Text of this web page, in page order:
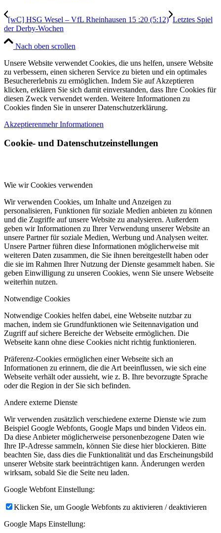
[wC] HSG Wesel – VfL Rheinhausen 15 :20 (5:12) Letztes Spiel
der Derby-Wochen
Nach oben scrollen
Unsere Website verwendet Cookies, die uns helfen, unsere Website
zu verbessern, einen sicheren Service zu bieten und ein optimales
Besuchererlebnis zu ermöglichen. Indem Sie auf Akzeptieren
klicken, erklären Sie sich damit einverstanden, dass Ihre Cookies für
diesen Zweck verwendet werden. Weitere Informationen zu
Cookies finden Sie in unserer Datenschutzerklärung.
Akzeptierenmehr Informationen
Cookie- und Datenschutzeinstellungen
Wie wir Cookies verwenden
Wir verwenden Cookies, um Inhalte und Anzeigen zu
personalisieren, Funktionen für soziale Medien anbieten zu können
und die Zugriffe auf unsere Website zu analysieren. Außerdem
geben wir Informationen zu Ihrer Verwendung unserer Website an
unsere Partner für soziale Medien, Werbung und Analysen weiter.
Unsere Partner führen diese Informationen möglicherweise mit
weiteren Daten zusammen, die Sie ihnen bereitgestellt haben oder
die sie im Rahmen Ihrer Nutzung der Dienste gesammelt haben. Sie
geben Einwilligung zu unseren Cookies, wenn Sie unsere Webseite
weiterhin nutzen.
Notwendige Cookies
Notwendige Cookies helfen dabei, eine Webseite nutzbar zu
machen, indem sie Grundfunktionen wie Seitennavigation und
Zugriff auf sichere Bereiche der Webseite ermöglichen. Die
Webseite kann ohne diese Cookies nicht richtig funktionieren.
Präferenz-Cookies ermöglichen einer Webseite sich an
Informationen zu erinnern, die die Art beeinflussen, wie sich eine
Webseite verhält oder aussieht, wie z. B. Ihre bevorzugte Sprache
oder die Region in der Sie sich befinden.
Andere externe Dienste
Wir verwenden zusätzlich verschiedene externe Dienste wie zum
Beispiel Google Webfonts, Google Maps und binden Videos ein.
Da diese Anbieter möglicherweise personenbezogene Daten wie
Ihre IP-Adresse sammeln, können Sie diese hier blockieren. Bitte
beachten Sie, dass dies die Funktionalität und das Erscheinungsbild
unserer Website stark beeinträchtigen kann. Änderungen werden
wirksam, sobald Sie die Seite neu laden.
Google Webfont Einstellung:
Klicken Sie, um Google Webfonts zu aktivieren / deaktivieren
Google Maps Einstellung: